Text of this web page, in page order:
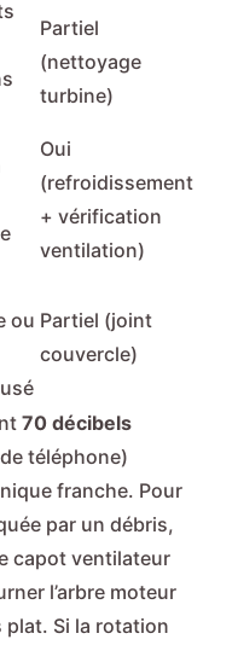
Partiel
(nettoyage
turbine)
Oui
(refroidissement
+ vérification
ventilation)
ou Partiel (joint
couvercle)
70 décibels
téléphone)
franche. Pour
par un débris,
capot ventilateur
l’arbre moteur
plat. Si la rotation